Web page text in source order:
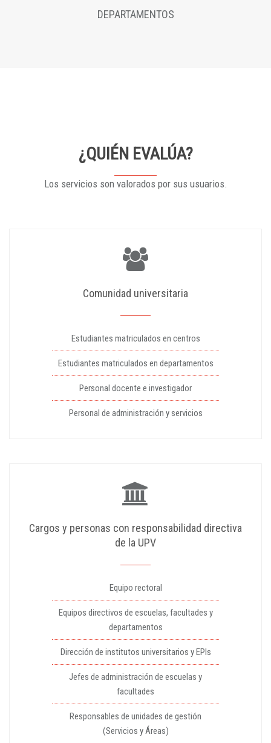
DEPARTAMENTOS
¿QUIÉN EVALÚA?
Los servicios son valorados por sus usuarios.
Comunidad universitaria
Estudiantes matriculados en centros
Estudiantes matriculados en departamentos
Personal docente e investigador
Personal de administración y servicios
Cargos y personas con responsabilidad directiva
de la UPV
Equipo rectoral
Equipos directivos de escuelas, facultades y
departamentos
Dirección de institutos universitarios y EPIs
Jefes de administración de escuelas y
facultades
Responsables de unidades de gestión
(Servicios y Áreas)